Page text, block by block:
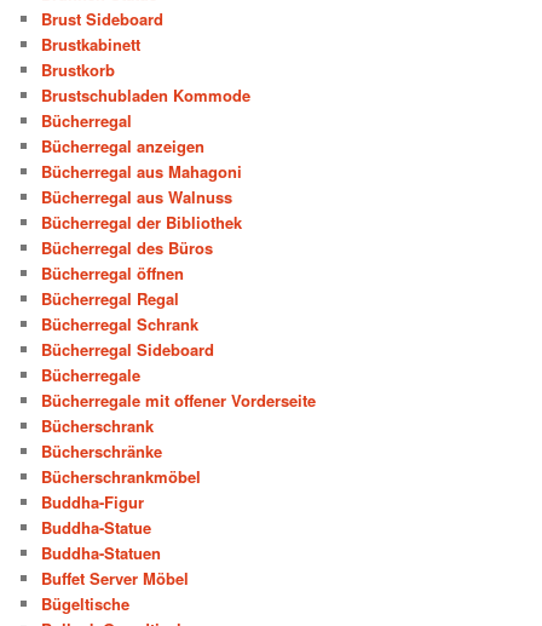
Brust Sideboard
Brustkabinett
Brustkorb
Brustschubladen Kommode
Bücherregal
Bücherregal anzeigen
Bücherregal aus Mahagoni
Bücherregal aus Walnuss
Bücherregal der Bibliothek
Bücherregal des Büros
Bücherregal öffnen
Bücherregal Regal
Bücherregal Schrank
Bücherregal Sideboard
Bücherregale
Bücherregale mit offener Vorderseite
Bücherschrank
Bücherschränke
Bücherschrankmöbel
Buddha-Figur
Buddha-Statue
Buddha-Statuen
Buffet Server Möbel
Bügeltische